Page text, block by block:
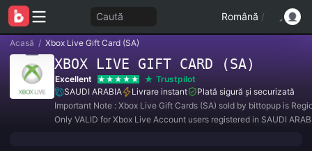
Caută Română /
Acasă / Xbox Live Gift Card (SA)
XBOX LIVE GIFT CARD (SA)
Excellent
Trustpilot
SAUDI ARABIA
Livrare instant
Plată sigură și securizată
Important Note : Xbox Live Gift Cards (SA) sold by bittopup is
Only VALID for Xbox Live Account users registered in SAUDI